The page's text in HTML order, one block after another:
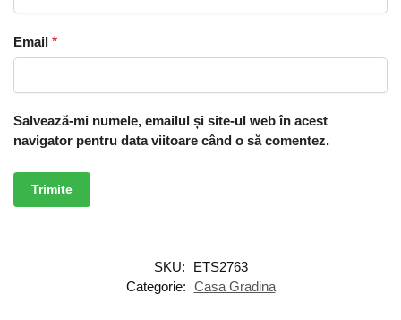
Email *
Salvează-mi numele, emailul și site-ul web în acest
navigator pentru data viitoare când o să comentez.
SKU:
ETS2763
Categorie: Casa Gradina